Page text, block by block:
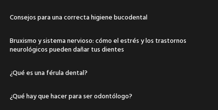
Consejos para una correcta higiene bucodental
Bruxismo y sistema nervioso: cómo el estrés y los trastornos
neurológicos pueden dañar tus dientes
¿Qué es una férula dental?
¿Qué hay que hacer para ser odontólogo?